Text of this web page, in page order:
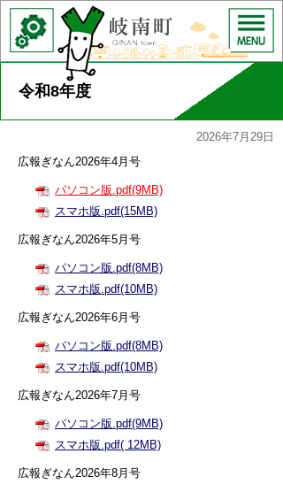
令和8年度
2026年7月29日
広報ぎなん2026年4月号
パソコン版.pdf(9MB)
スマホ版.pdf(15MB)
広報ぎなん2026年5月号
パソコン版.pdf(8MB)
スマホ版.pdf(10MB)
広報ぎなん2026年6月号
パソコン版.pdf(8MB)
スマホ版.pdf(10MB)
広報ぎなん2026年7月号
パソコン版.pdf(9MB)
スマホ版.pdf( 12MB)
広報ぎなん2026年8月号